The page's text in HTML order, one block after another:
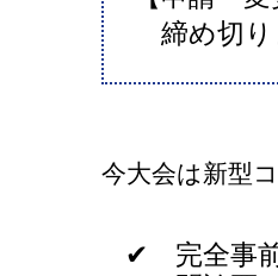
締め切り
今大会は新型
✔ 完全事前